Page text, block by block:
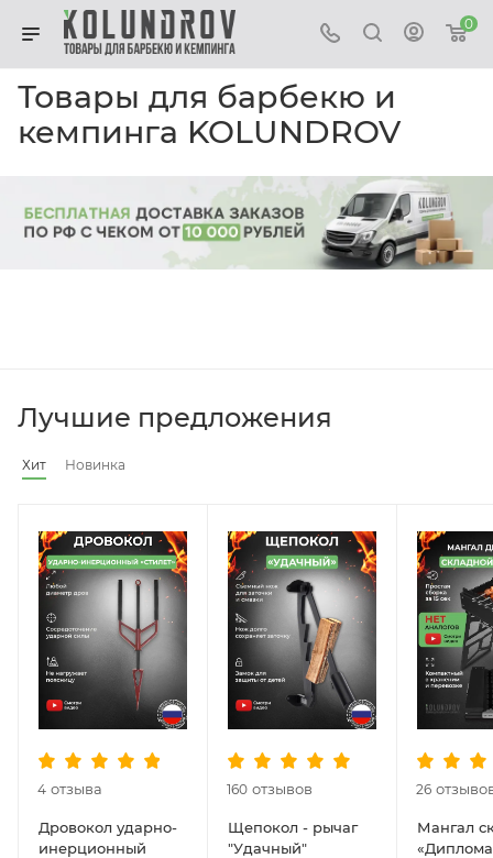
0
Товары для барбекю и
кемпинга KOLUNDROV
Лучшие предложения
Хит Новинка
4 отзыва
Дровокол ударно-
инерционный
160 отзывов
Щепокол - рычаг
"Удачный"
26
Мангал